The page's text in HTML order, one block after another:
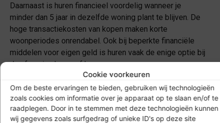
Cookie voorkeuren
Om de beste ervaringen te bieden, gebruiken wij technologieën
zoals cookies om informatie over je apparaat op te slaan en/of te
raadplegen. Door in te stemmen met deze technologieën kunnen
wij gegevens zoals surfgedrag of unieke ID's op deze site
Daarnaast is huren financieel voordelig wanneer je
minder dan 5 jaar in dezelfde woning plant te blijven. De
hoge transactiekosten van kopen maken korte
woonperiodes onrendabel. Ook bij beperkte financiële
middelen voor eigen geld is huren vaak de enige optie bij
de afweging huren of kopen.
Verder kan huren verstandig zijn wanneer je verwacht dat
huizenprijzen gaan dalen, hoewel dit moeilijk te
voorspellen is. Voor mensen die geen
verantwoordelijkheid willen voor onderhoud en